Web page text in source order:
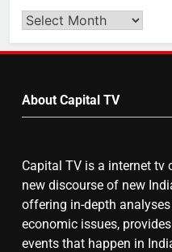
बढ़ा
8
चुनाव
तय
Search
by
About Capital TV
Capital TV is a internet tv
new discourse of new
offering in-depth
economic issues,
events that happen in